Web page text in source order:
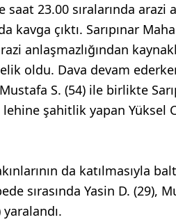
23.00 sıralarında arazi
kavga çıktı. Sarıpınar
anlaşmazlığından
oldu. Dava devam
S. (54) ile birlikte
şahitlik yapan Yüksel
da katılmasıyla
sırasında Yasin D. (29),
yaralandı.